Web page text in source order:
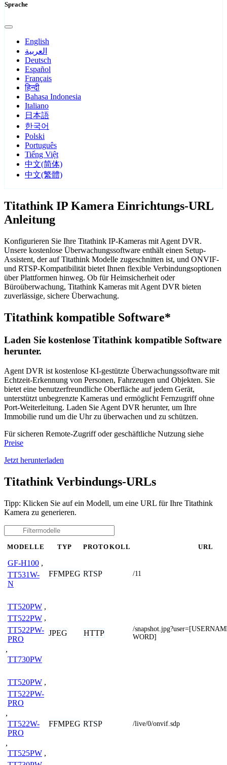
Sprache
English
العربية
Deutsch
Español
Français
हिन्दी
Bahasa Indonesia
Italiano
日本語
한국어
Polski
Português
Tiếng Việt
中文(简体)
中文(繁體)
Titathink IP Kamera Einrichtungs-URL
Anleitung
Konfigurieren Sie Ihre Titathink IP-Kameras mit Agent DVR.
Unsere kostenlose Überwachungssoftware enthält einen Setup-
Assistent, der auf Titathink Modelle zugeschnitten ist, und ONVIF-
und RTSP-Kompatibilität bietet Ihnen flexible Verbindungsoptionen
über Plattformen hinweg. Ob für Heimsicherheit oder
Büroüberwachung, Titathink Kameras mit Agent DVR bieten
zuverlässige, sichere Überwachung.
Titathink kompatible Software*
Laden Sie kostenlose Titathink kompatible Software
herunter.
Agent DVR ist kostenlose KI-gestützte Überwachungssoftware mit
Echtzeit-Erkennung von Personen, Fahrzeugen und Objekten. Sie
bietet eine benutzerfreundliche Oberfläche auf jedem Gerät,
unterstützt unbegrenzte Kameras und ermöglicht Fernzugriff ohne
Port-Weiterleitung. Laden Sie Agent DVR herunter, um Ihre
Immobilie rund um die Uhr zu überwachen und zu schützen.
Für sicheren Remote-Zugriff oder geschäftliche Nutzung siehe
Preise
Jetzt herunterladen
Titathink Verbindungs-URLs
Tipp: Klicken Sie auf ein Modell, um eine URL für Ihre Titathink
Kamera zu generieren.
MODELLE TYP PROTOKOLL URL
GF-H100 ,
TT531W-
N
FFMPEG RTSP /11
TT520PW ,
TT522PW ,
TT522PW-
PRO
,
TT730PW
JPEG HTTP
/
WORD]
TT520PW ,
TT522PW-
PRO
,
TT522W-
PRO
,
TT525PW ,
FFMPEG RTSP /live/0/onvif.sdp